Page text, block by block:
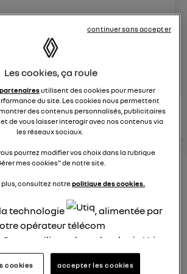
25 mars 2025à16:30
Véhicules RENAULT
posez une question
consultez les
conseils
similaires
voir tous les
conseils
frais installation d'une
à 17:24
?
Les cookies, ça roule
utilisent des cookies pour mesurer
du site. Les cookies nous permettent
des contenus personnalisés, publicitaires
de vous laisser interagir avec nos contenus via
les réseaux sociaux.
pourrez modifier vos choix dans la rubrique
mes cookies" de notre site.
plus, consultez notrepolitique des cookies.
technologie
, alimentée par
opérateur télécom
utilisons la technologie Utiq
digitales (telles que décrites
de consentement) et liées à
cookies accepter les cookies
continuer sans accepter